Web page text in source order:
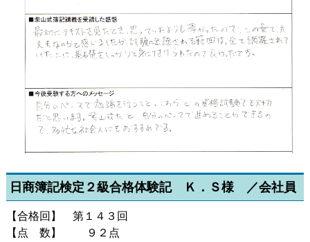
日商簿記検定２級合格体験記 Ｋ．Ｓ様 ／会社員
【合格回】 第１４３回
【点 数】 ９２点